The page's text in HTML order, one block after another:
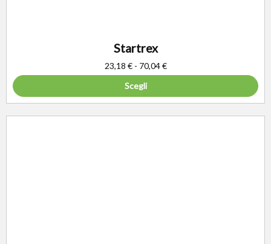
Startrex
23,18 € - 70,04€
Scegli